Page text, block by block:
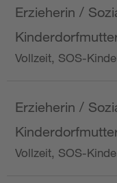
Erzieherin /
Vollzeit, SOS-
Erzieherin /
Vollzeit, SOS-